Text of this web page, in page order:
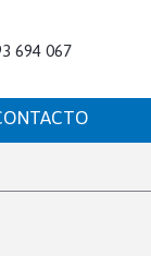
694 067